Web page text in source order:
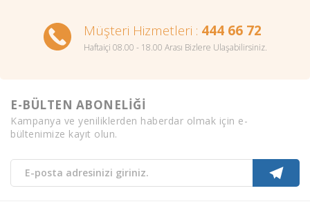
Müşteri Hizmetleri : 444 66 72
Haftaiçi 08.00 - 18.00 Arası Bizlere Ulaşabilirsiniz.
E-BÜLTEN ABONELİĞİ
Kampanya ve yeniliklerden haberdar olmak için e-
bültenimize kayıt olun.